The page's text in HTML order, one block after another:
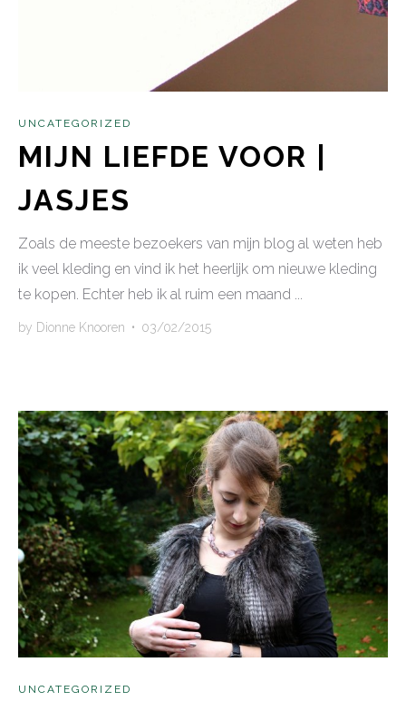
UNCATEGORIZED
MIJN LIEFDE VOOR |
JASJES
Zoals de meeste bezoekers van mijn blog al weten heb
ik veel kleding en vind ik het heerlijk om nieuwe kleding
te kopen. Echter heb ik al ruim een maand ...
by Dionne Knooren • 03/02/2015
UNCATEGORIZED